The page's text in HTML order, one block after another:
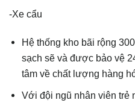
-Xe cẩu
Hệ thống kho bãi rộng
sạch sẽ và được bảo vệ
tâm về chất lượng hàng
Với đội ngũ nhân viên trẻ